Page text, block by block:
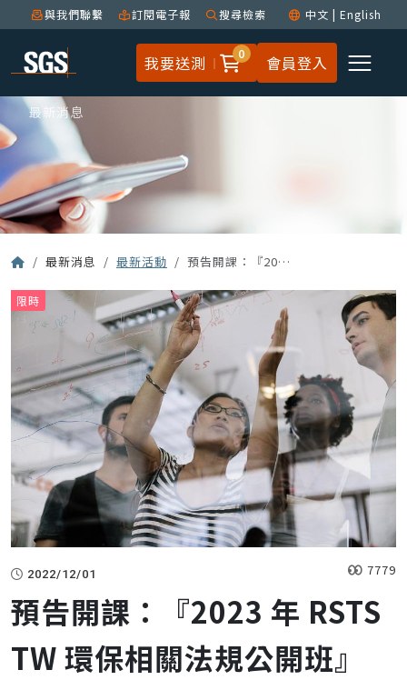
與我們聯繫 訂閱電子報 搜尋檢索 中文 | English
我要送測 0 會員登入
最新消息
最新消息 最新活動 預告開課：『2023 年 RSTS TW 環保相關法規公開班』
限時
2022/12/01 7779
預告開課：『2023 年 RSTS
TW 環保相關法規公開班』